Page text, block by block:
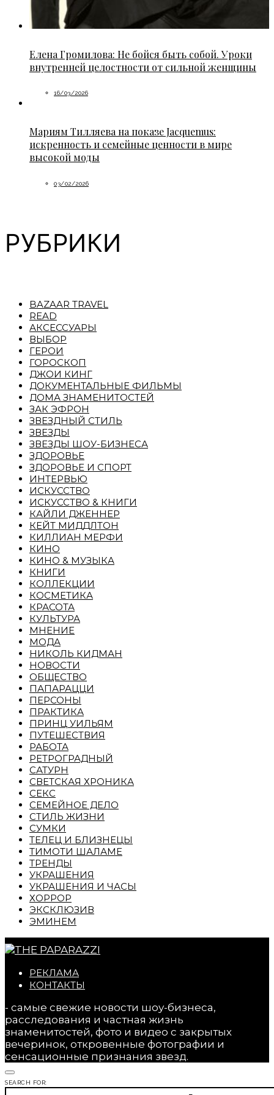
Елена Громилова: Не бойся быть собой. Уроки
внутренней целостности от сильной женщины
16/03/2026
Мариям Тилляева на показе Jacquemus:
искренность и семейные ценности в мире
высокой моды
03/02/2026
РУБРИКИ
BAZAAR TRAVEL
READ
АКСЕССУАРЫ
ВЫБОР
ГЕРОИ
ГОРОСКОП
ДЖОИ КИНГ
ДОКУМЕНТАЛЬНЫЕ ФИЛЬМЫ
ДОМА ЗНАМЕНИТОСТЕЙ
ЗАК ЭФРОН
ЗВЕЗДНЫЙ СТИЛЬ
ЗВЕЗДЫ
ЗВЕЗДЫ ШОУ-БИЗНЕСА
ЗДОРОВЬЕ
ЗДОРОВЬЕ И СПОРТ
ИНТЕРВЬЮ
ИСКУССТВО
ИСКУССТВО & КНИГИ
КАЙЛИ ДЖЕННЕР
КЕЙТ МИДДЛТОН
КИЛЛИАН МЕРФИ
КИНО
КИНО & МУЗЫКА
КНИГИ
КОЛЛЕКЦИИ
КОСМЕТИКА
КРАСОТА
КУЛЬТУРА
МНЕНИЕ
МОДА
НИКОЛЬ КИДМАН
НОВОСТИ
ОБЩЕСТВО
ПАПАРАЦЦИ
ПЕРСОНЫ
ПРАКТИКА
ПРИНЦ УИЛЬЯМ
ПУТЕШЕСТВИЯ
РАБОТА
РЕТРОГРАДНЫЙ
САТУРН
СВЕТСКАЯ ХРОНИКА
СЕКС
СЕМЕЙНОЕ ДЕЛО
СТИЛЬ ЖИЗНИ
СУМКИ
ТЕЛЕЦ И БЛИЗНЕЦЫ
ТИМОТИ ШАЛАМЕ
ТРЕНДЫ
УКРАШЕНИЯ
УКРАШЕНИЯ И ЧАСЫ
ХОРРОР
ЭКСКЛЮЗИВ
ЭМИНЕМ
РЕКЛАМА
КОНТАКТЫ
- самые свежие новости шоу-бизнеса,
расследования и частная жизнь
знаменитостей, фото и видео с закрытых
вечеринок, откровенные фотографии и
сенсационные признания звезд.
SEARCH FOR: